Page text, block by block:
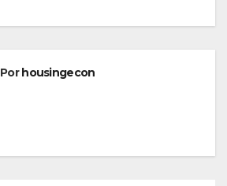
Porhousingecon